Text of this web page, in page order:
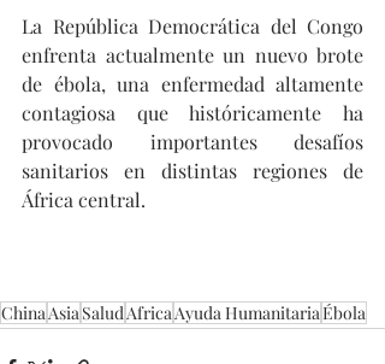
La República Democrática del Congo
enfrenta actualmente un nuevo brote
de ébola, una enfermedad altamente
contagiosa que históricamente ha
provocado importantes desafíos
sanitarios en distintas regiones de
África central.
China Asia Salud Africa Ayuda HumanitariaÉbola